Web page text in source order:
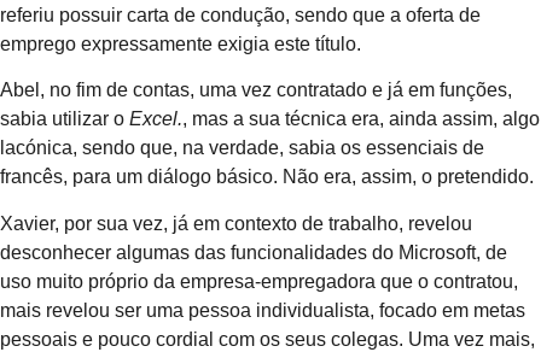
referiu possuir carta de condução, sendo que a oferta de
emprego expressamente exigia este título.
Abel, no fim de contas, uma vez contratado e já em funções,
sabia utilizar o Excel., mas a sua técnica era, ainda assim, algo
lacónica, sendo que, na verdade, sabia os essenciais de
francês, para um diálogo básico. Não era, assim, o pretendido.
Xavier, por sua vez, já em contexto de trabalho, revelou
desconhecer algumas das funcionalidades do Microsoft, de
uso muito próprio da empresa-empregadora que o contratou,
mais revelou ser uma pessoa individualista, focado em metas
pessoais e pouco cordial com os seus colegas. Uma vez mais,